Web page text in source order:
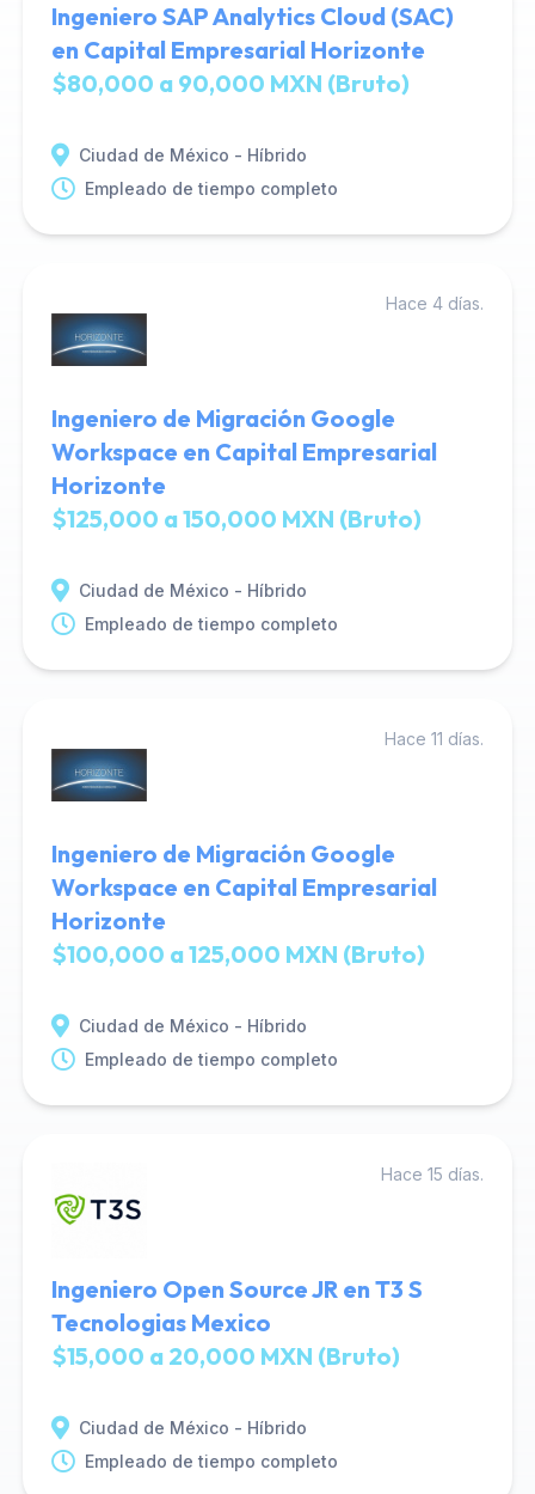
Ingeniero SAP Analytics Cloud (SAC)
en Capital Empresarial Horizonte
$80,000 a 90,000 MXN (Bruto)
Ciudad de México - Híbrido
Empleado de tiempo completo
Hace 4 días.
Ingeniero de Migración Google
Workspace en Capital Empresarial
Horizonte
$125,000 a 150,000 MXN (Bruto)
Ciudad de México - Híbrido
Empleado de tiempo completo
Hace 11 días.
Ingeniero de Migración Google
Workspace en Capital Empresarial
Horizonte
$100,000 a 125,000 MXN (Bruto)
Ciudad de México - Híbrido
Empleado de tiempo completo
Hace 15 días.
Ingeniero Open Source JR en T3 S
Tecnologias Mexico
$15,000 a 20,000 MXN (Bruto)
Ciudad de México - Híbrido
Empleado de tiempo completo